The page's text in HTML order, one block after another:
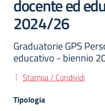
docente ed
2024/26
Graduatorie GPS
educativo - biennio
Stampa / Condividi
Tipologia